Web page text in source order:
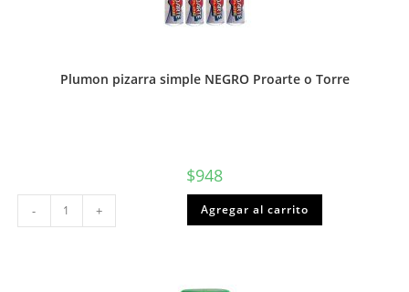
Plumon pizarra simple NEGRO Proarte o Torre
$948
Plumon
pizarra
simple
- + Agregar al carrito